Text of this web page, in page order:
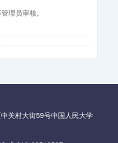
理员审核。
关村大街59号中国人民大学